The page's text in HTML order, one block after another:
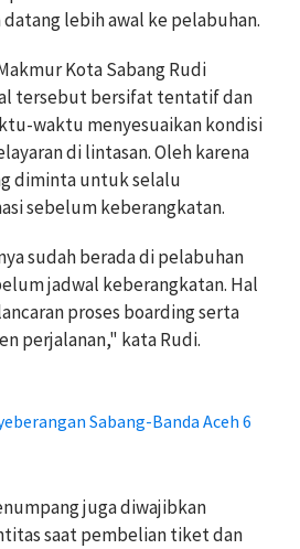
lebih awal ke pelabuhan.
Kota Sabang Rudi
tersebut bersifat tentatif dan
waktu menyesuaikan kondisi
di lintasan. Oleh karena
diminta untuk selalu
sebelum keberangkatan.
sudah berada di pelabuhan
jadwal keberangkatan. Hal
proses boarding serta
perjalanan," kata Rudi.
Sabang-Banda Aceh 6
juga diwajibkan
saat pembelian tiket dan